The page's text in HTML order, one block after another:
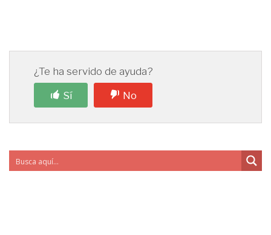
¿Te ha servido de ayuda?
Sí
No